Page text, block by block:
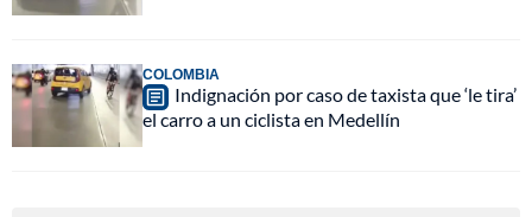
COLOMBIA
Indignación por caso de taxista que ‘le tira’
el carro a un ciclista en Medellín